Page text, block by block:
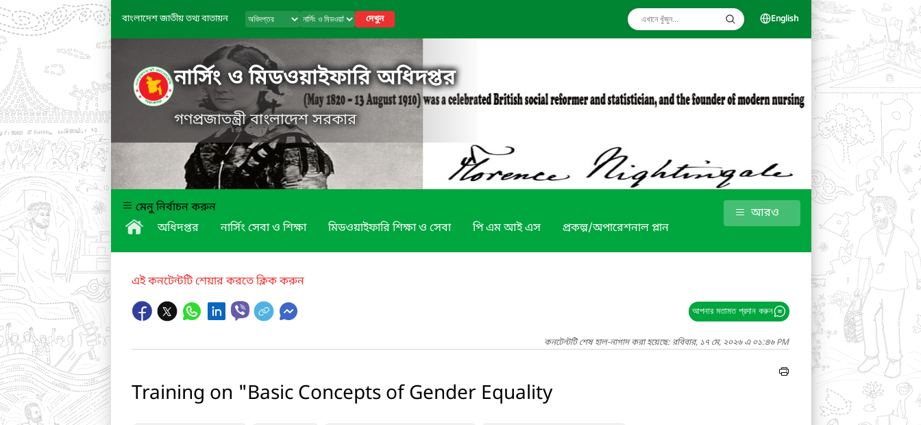
বাংলাদেশ জাতীয় তথ্য বাতায়ন দেখুন English
নার্সিং ও মিডওয়াইফারি অধিদপ্তর
গণপ্রজাতন্ত্রী বাংলাদেশ সরকার
মেনু নির্বাচন করুন
অধিদপ্তর
নার্সিং সেবা ও শিক্ষা মিডওয়াইফারি শিক্ষা ও সেবা পি এম আই এস প্রকল্প/অপারেশনাল প্লান
আরও
এই কনটেন্টটি শেয়ার করতে ক্লিক করুন
আপনার মতামত প্রদান করুন
কনটেন্টটি শেষ হাল-নাগাদ করা হয়েছে: রবিবার, ১৭ মে, ২০২৬ এ ০১:৪৬ PM
Training on "Basic Concepts of Gender Equality